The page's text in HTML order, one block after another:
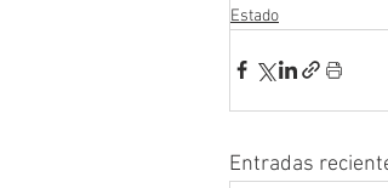
Estado
Entradas